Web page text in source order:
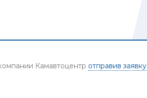
Камавтоцентр отправив заявку